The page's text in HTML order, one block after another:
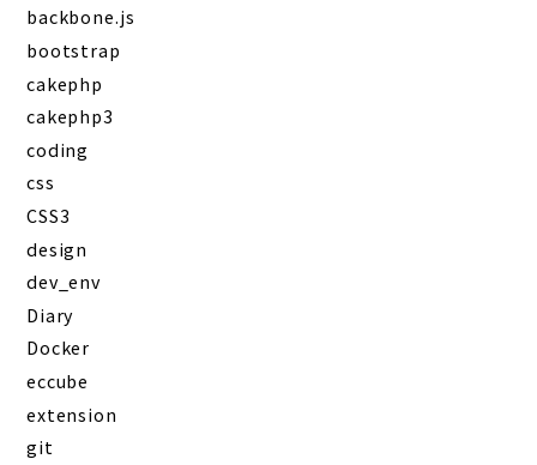
backbone.js
bootstrap
cakephp
cakephp3
coding
css
CSS3
design
dev_env
Diary
Docker
eccube
extension
git